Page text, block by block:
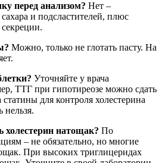
перед анализом? Нет –
и подсластителей, плюс
Можно, только не глотать пасту. На
Уточняйте у врача
ТТГ при гипотиреозе можно сдать
для контроля холестерина
нельзя.
холестерин натощак? По
– не обязательно, но многие
При высоких триглицеридах